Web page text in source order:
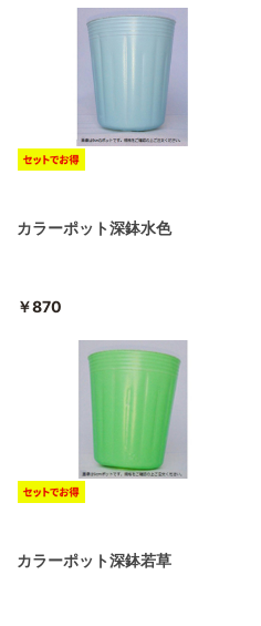
カラーポット深鉢水色
￥870
カラーポット深鉢若草